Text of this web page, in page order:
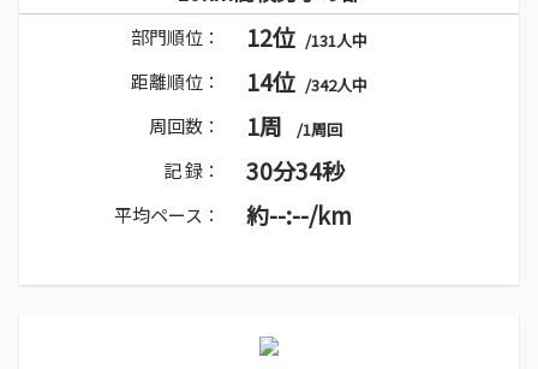
部門順位： 12位 /131人中
距離順位： 14位 /342人中
周回数： 1周 /1周回
記 録： 30分34秒
平均ペース： 約--:--/km